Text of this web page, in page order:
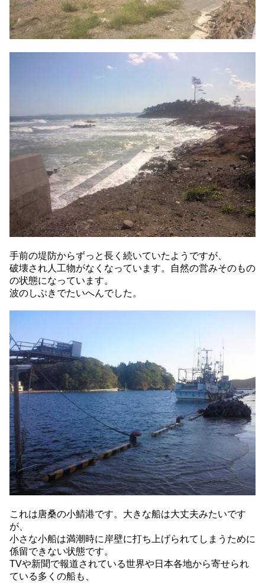
手前の堤防からずっと長く続いていたようですが、
破壊され人工物がなくなっています。自然の営みそのもの
の状態になっています。
波のしぶきでたいへんでした。
これは唐桑の小鯖港です。大きな船は大丈夫みたいです
が、
小さな小船は満潮時に岸壁に打ち上げられてしまうために
係留できない状態です。
TVや新聞で報道されている世界や日本各地から寄せられ
ている多くの船も、